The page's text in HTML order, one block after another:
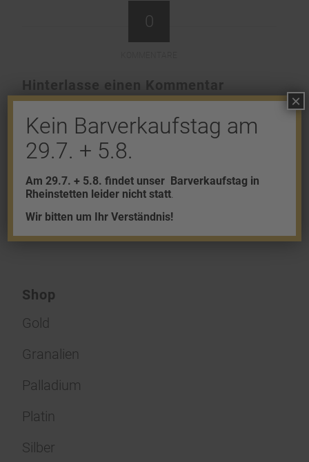
0
Hinterlasse einen Kommentar
Hinterlasse uns deinen Kommentar!
Du musst angemeldet
Kommentar abzugeben.
Shop
Gold
Granalien
Palladium
Platin
Silber
Kein Barverkaufstag am
29.7. + 5.8.
Am 29.7. + 5.8. findet unser Barverkaufstag in
Rheinstetten leider nicht statt.
Wir bitten um Ihr Verständnis!
×